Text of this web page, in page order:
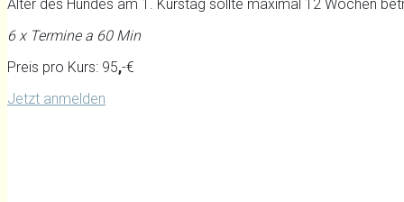
Alter des Hundes am 1. Kurstag sollte maximal 12 Wochen
6 x Termine a 60 Min
Preis pro Kurs: 95,-€
Jetzt anmelden